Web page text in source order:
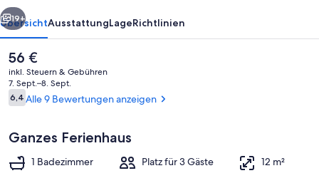
Weiter
19+
ÜbersichtAusstattungLageRichtlinien
Der
aktuelle
Preis
beträgt
56 €.
56 €
inkl. Steuern & Gebühren
7. Sept.–8. Sept.
Bewertungen
6,46,4 von 10.
Alle 9 Bewertungen anzeigen
Ganzes Ferienhaus
1 Badezimmer Platz für 3 Gäste 12 m²